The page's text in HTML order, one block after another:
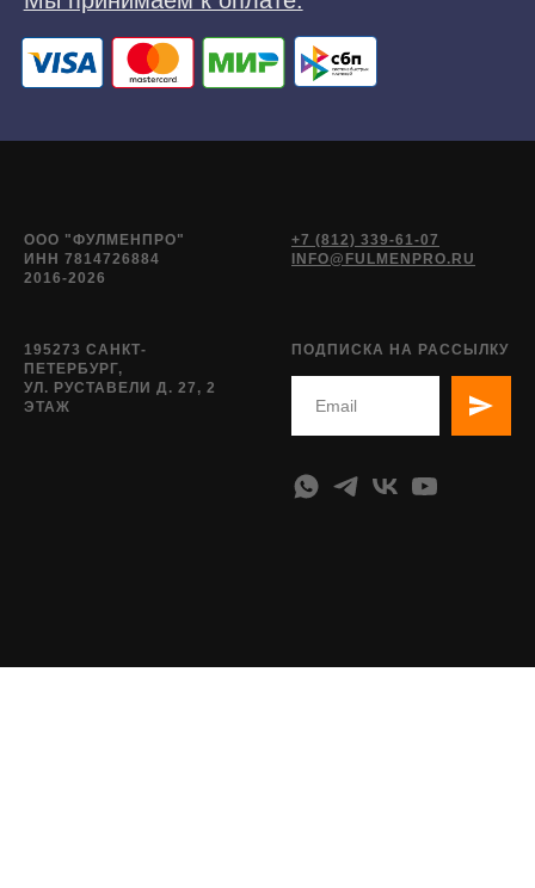
ООО "ФУЛМЕНПРО"
ИНН 7814726884
2016-2026
+7 (812) 339-61-07
INFO@FULMENPRO.RU
195273 САНКТ-
ПЕТЕРБУРГ,
УЛ. РУСТАВЕЛИ Д. 27, 2
ЭТАЖ
ПОДПИСКА НА РАССЫЛКУ